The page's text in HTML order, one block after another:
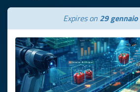
Expires on 29